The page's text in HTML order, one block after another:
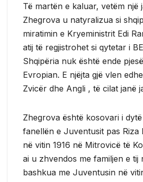
Të martën e kaluar, vetëm një
Zhegrova u natyralizua si
miratimin e Kryeministrit Edi
atij të regjistrohet si qytetar i
Shqipëria nuk është ende
Evropian. E njëjta gjë vlen
Zvicër dhe Angli , të cilat janë
Zhegrova është kosovari i
fanellën e Juventusit pas Riza
në vitin 1916 në Mitrovicë të
ai u zhvendos me familjen e tij
bashkua me Juventusin në